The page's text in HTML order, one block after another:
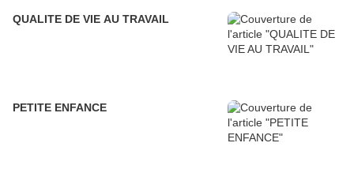
QUALITE DE VIE AU TRAVAIL
PETITE ENFANCE